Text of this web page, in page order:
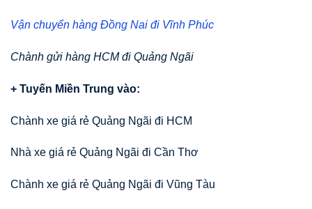
Vận chuyển hàng Đồng Nai đi Vĩnh Phúc
Chành gửi hàng HCM đi Quảng Ngãi
+ Tuyến Miền Trung vào:
Chành xe giá rẻ Quảng Ngãi đi HCM
Nhà xe giá rẻ Quảng Ngãi đi Cần Thơ
Chành xe giá rẻ Quảng Ngãi đi Vũng Tàu